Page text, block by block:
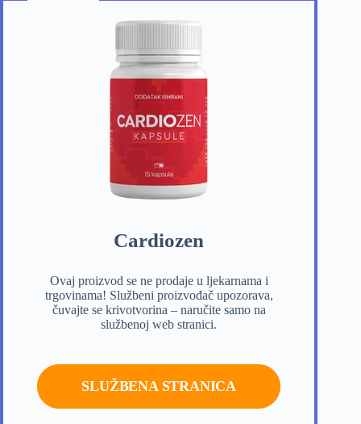
Cardiozen
Ovaj proizvod se ne prodaje u ljekarnama i
trgovinama! Službeni proizvođač upozorava,
čuvajte se krivotvorina – naručite samo na
službenoj web stranici.
SLUŽBENA STRANICA